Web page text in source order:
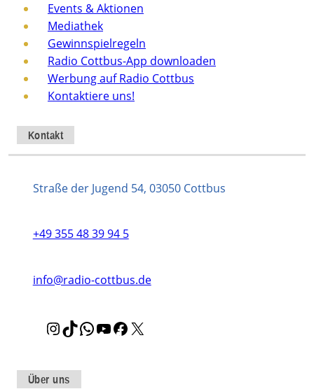
Events & Aktionen
Mediathek
Gewinnspielregeln
Radio Cottbus-App downloaden
Werbung auf Radio Cottbus
Kontaktiere uns!
Kontakt
Straße der Jugend 54, 03050 Cottbus
+49 355 48 39 94 5
info@radio-cottbus.de
I
t
T
W Y
F
Über uns